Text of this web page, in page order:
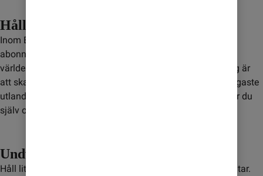
Håll koll på roaming
Inom EU/EES ingår fri utlandssurf för de flesta av våra
abonnemang och kontantkort, men det gäller inte i övriga
världen. Ett bra sätt att slippa höga kostnader för roaming är
att skaffa ett Surfpaket. Med paketen får du Sveriges billigaste
utlandssurf till ett fast pris. När surfmängden är slut väljer du
själv om du vill köpa mer.
Undvik satellitsamtal
Håll lite extra koll när du använder mobilen på flyg och båtar.